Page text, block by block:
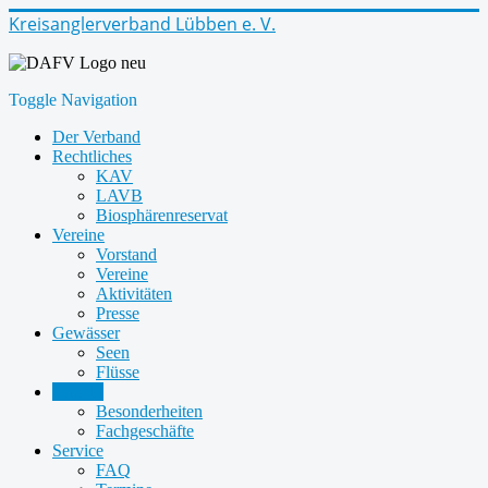
Kreisanglerverband Lübben e. V.
Toggle Navigation
Der Verband
Rechtliches
KAV
LAVB
Biosphärenreservat
Vereine
Vorstand
Vereine
Aktivitäten
Presse
Gewässer
Seen
Flüsse
Besonderheiten
Fachgeschäfte
Service
FAQ